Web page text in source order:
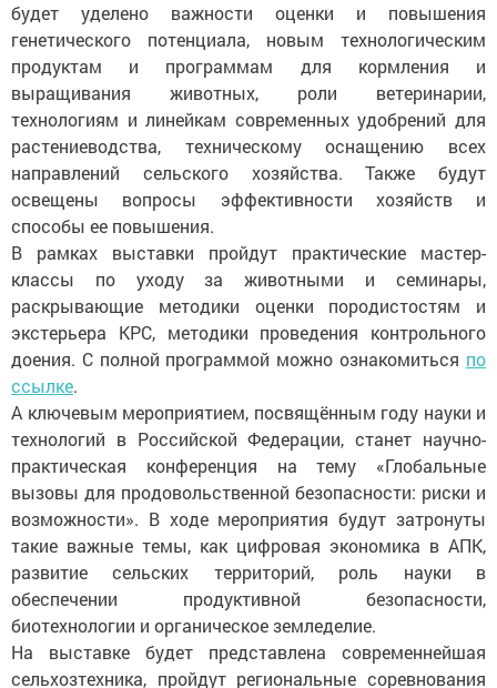
будет уделено важности оценки и повышения
генетического потенциала, новым технологическим
продуктам и программам для кормления и
выращивания животных, роли ветеринарии,
технологиям и линейкам современных удобрений для
растениеводства, техническому оснащению всех
направлений сельского хозяйства. Также будут
освещены вопросы эффективности хозяйств и
способы ее повышения.
В рамках выставки пройдут практические мастер-
классы по уходу за животными и семинары,
раскрывающие методики оценки породистостям и
экстерьера КРС, методики проведения контрольного
доения. С полной программой можно ознакомиться по
ссылке.
А ключевым мероприятием, посвящённым году науки и
технологий в Российской Федерации, станет научно-
практическая конференция на тему «Глобальные
вызовы для продовольственной безопасности: риски и
возможности». В ходе мероприятия будут затронуты
такие важные темы, как цифровая экономика в АПК,
развитие сельских территорий, роль науки в
обеспечении продуктивной безопасности,
биотехнологии и органическое земледелие.
На выставке будет представлена современнейшая
сельхозтехника, пройдут региональные соревнования